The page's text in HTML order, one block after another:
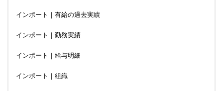
インポート｜有給の過去実績
インポート｜勤務実績
インポート｜給与明細
インポート｜組織